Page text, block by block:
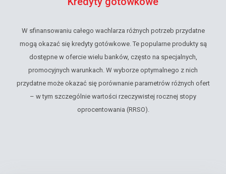
W sfinansowaniu całego wachlarza różnych potrzeb przydatne
mogą okazać się kredyty gotówkowe. Te popularne produkty są
dostępne w ofercie wielu banków, często na specjalnych,
promocyjnych warunkach. W wyborze optymalnego z nich
przydatne może okazać się porównanie parametrów różnych ofert
– w tym szczególnie wartości rzeczywistej rocznej stopy
oprocentowania (RRSO).